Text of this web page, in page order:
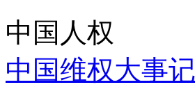
中国人权
中国维权大事